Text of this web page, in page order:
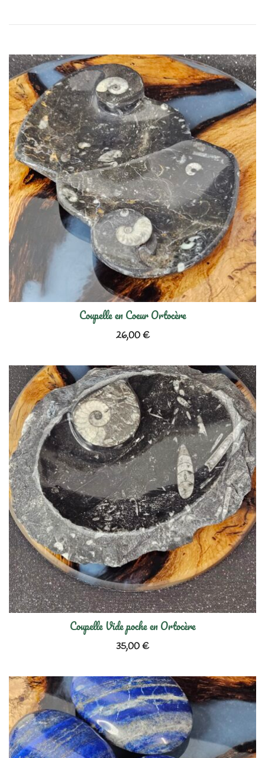
Coupelle en Coeur Ortocère
26,00€
Coupelle Vide poche en Ortocère
35,00€